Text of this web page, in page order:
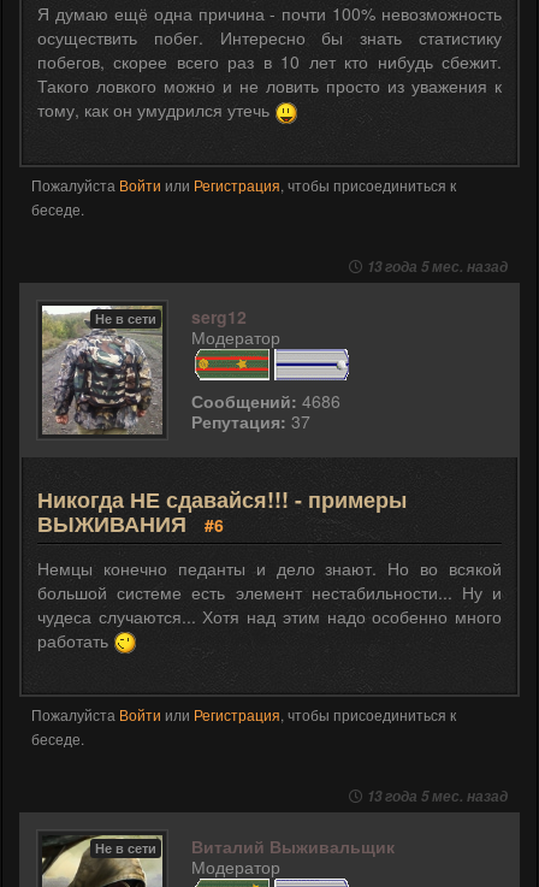
Я думаю ещё одна причина - почти 100% невозможность
осуществить побег. Интересно бы знать статистику
побегов, скорее всего раз в 10 лет кто нибудь сбежит.
Такого ловкого можно и не ловить просто из уважения к
тому, как он умудрился утечь
Пожалуйста Войти или Регистрация, чтобы присоединиться к
беседе.
13 года 5 мес. назад
Не в сети
serg12
Модератор
Сообщений: 4686
Репутация: 37
Никогда НЕ сдавайся!!! - примеры
ВЫЖИВАНИЯ #6
Немцы конечно педанты и дело знают. Но во всякой
большой системе есть элемент нестабильности... Ну и
чудеса случаются... Хотя над этим надо особенно много
работать
Пожалуйста Войти или Регистрация, чтобы присоединиться к
беседе.
13 года 5 мес. назад
Не в сети
Виталий Выживальщик
Модератор